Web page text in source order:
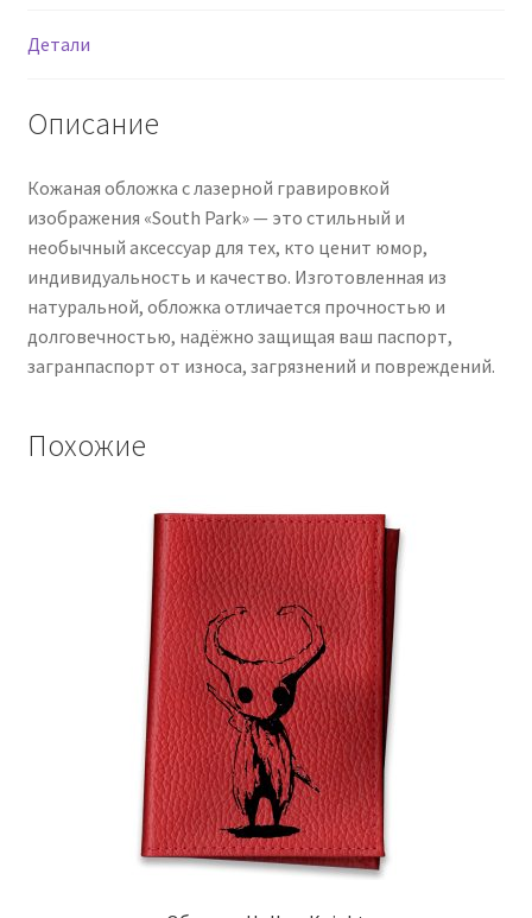
Детали
Описание
Кожаная обложка с лазерной гравировкой
изображения «South Park» — это стильный и
необычный аксессуар для тех, кто ценит юмор,
индивидуальность и качество. Изготовленная из
натуральной, обложка отличается прочностью и
долговечностью, надёжно защищая ваш паспорт,
загранпаспорт от износа, загрязнений и повреждений.
Похожие